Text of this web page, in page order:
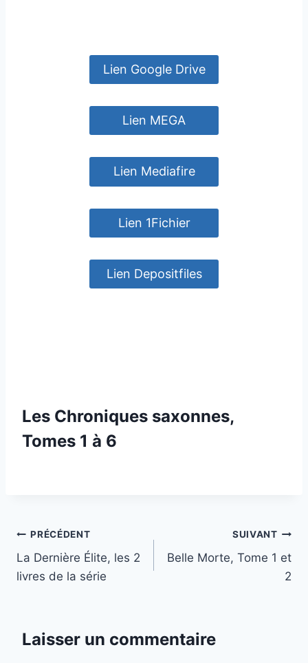
Lien Google Drive
Lien MEGA
Lien Mediafire
Lien 1Fichier
Lien Depositfiles
Les Chroniques saxonnes,
Tomes 1 à 6
Navigation
de
PRÉCÉDENT
La Dernière Élite, les 2
livres de la série
SUIVANT
Belle Morte, Tome 1 et
2
Laisser un commentaire